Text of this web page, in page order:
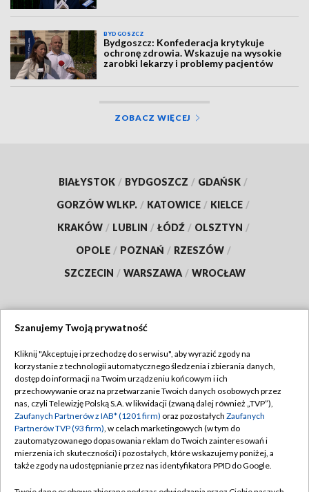
BYDGOSZCZ
Bydgoszcz: Konfederacja krytykuje
ochronę zdrowia. Wskazuje na wysokie
zarobki lekarzy i problemy pacjentów
ZOBACZ WIĘCEJ
BIAŁYSTOK / BYDGOSZCZ / GDAŃSK /
GORZÓW WLKP. / KATOWICE / KIELCE /
KRAKÓW / LUBLIN / ŁÓDŹ / OLSZTYN /
OPOLE / POZNAŃ / RZESZÓW /
SZCZECIN / WARSZAWA / WROCŁAW
TVP
Abonament TVP
Emisja w TVP
Centrum informacji TVP
Naziemna Telewizja Cyfrowa
Regulamin TVP
Polityka prywatności
Moje zgody
Pomoc
Szanujemy Twoją prywatność
Kliknij "Akceptuję i przechodzę do serwisu", aby wyrazić zgody na
korzystanie z technologii automatycznego śledzenia i zbierania danych,
dostęp do informacji na Twoim urządzeniu końcowym i ich
przechowywanie oraz na przetwarzanie Twoich danych osobowych przez
nas, czyli Telewizję Polską S.A. w likwidacji (zwaną dalej również „TVP”),
Zaufanych Partnerów z IAB* (1201 firm) oraz pozostałych Zaufanych
Partnerów TVP (93 firm), w celach marketingowych (w tym do
zautomatyzowanego dopasowania reklam do Twoich zainteresowań i
mierzenia ich skuteczności) i pozostałych, które wskazujemy poniżej, a
także zgody na udostępnianie przez nas identyfikatora PPID do Google.